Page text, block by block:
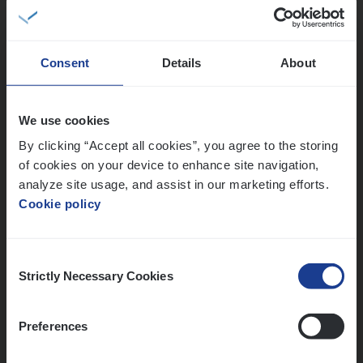
Consent Details About
We use cookies
By clicking “Accept all cookies”, you agree to the storing
of cookies on your device to enhance site navigation,
analyze site usage, and assist in our marketing efforts.
Cookie policy
Selection
Strictly Necessary Cookies
Preferences
Sales Management
ITBusi­ness Analyst
IT, Change & Innovation
Antwerpen
Meer dan collega’s: hoe Julie en Aurélie elkaar
Mathias houdt van diepgaande dossiers én droge